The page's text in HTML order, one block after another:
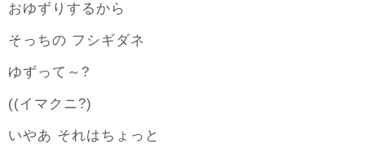
おゆずりするから
そっちの フシギダネ
ゆずって～?
((イマクニ?)
いやあ それはちょっと